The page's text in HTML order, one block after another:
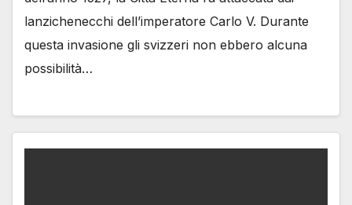
lanzichenecchi dell’imperatore Carlo V. Durante
questa invasione gli svizzeri non ebbero alcuna
possibilità…